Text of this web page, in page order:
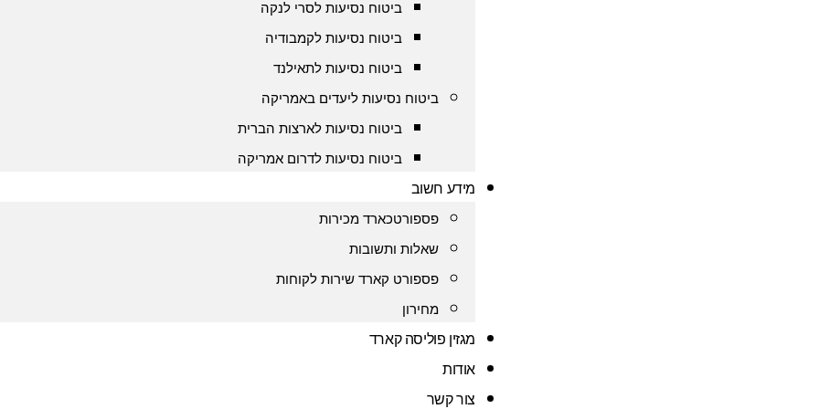
ביטוח נסיעות לסרי לנקה
ביטוח נסיעות לקמבודיה
ביטוח נסיעות לתאילנד
ביטוח נסיעות ליעדים באמריקה
ביטוח נסיעות לארצות הברית
ביטוח נסיעות לדרום אמריקה
מידע חשוב
פספורטכארד מכירות
שאלות ותשובות
פספורט קארד שירות לקוחות
מחירון
מגזין פוליסה קארד
אודות
צור קשר